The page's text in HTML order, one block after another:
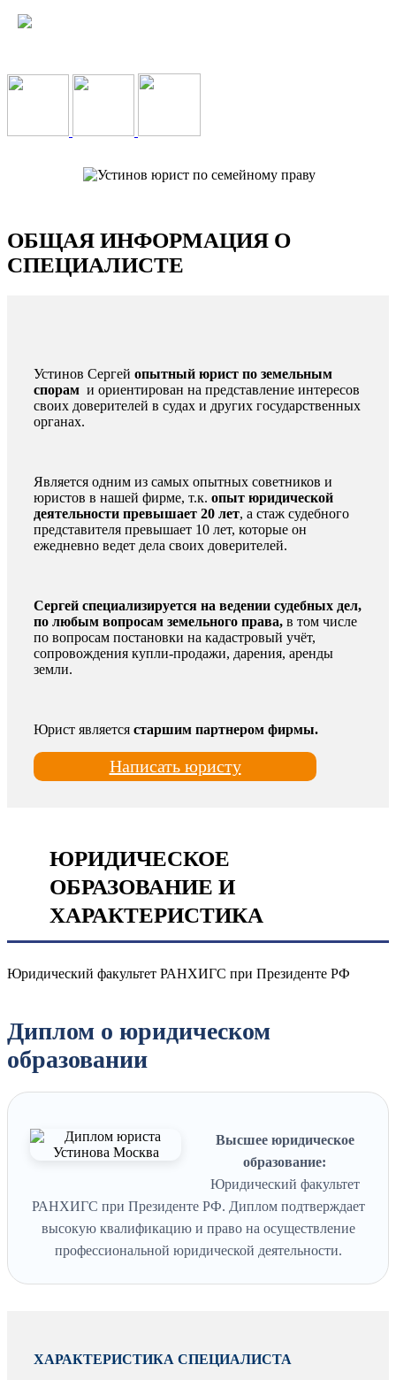
ОБЩАЯ ИНФОРМАЦИЯ О
СПЕЦИАЛИСТЕ
Устинов Сергей опытный юрист по земельным
спорам и ориентирован на представление интересов
своих доверителей в судах и других государственных
органах.
Является одним из самых опытных советников и
юристов в нашей фирме, т.к. опыт юридической
деятельности превышает 20 лет, а стаж судебного
представителя превышает 10 лет, которые он
ежедневно ведет дела своих доверителей.
Сергей специализируется на ведении судебных дел,
по любым вопросам земельного права, в том числе
по вопросам постановки на кадастровый учёт,
сопровождения купли-продажи, дарения, аренды
земли.
Юрист является старшим партнером фирмы.
Написать юристу
ЮРИДИЧЕСКОЕ
ОБРАЗОВАНИЕ И
ХАРАКТЕРИСТИКА
Юридический факультет РАНХИГС при Президенте РФ
Диплом о юридическом
образовании
Высшее юридическое
образование:
Юридический факультет
РАНХИГС при Президенте РФ. Диплом подтверждает
высокую квалификацию и право на осуществление
профессиональной юридической деятельности.
ХАРАКТЕРИСТИКА СПЕЦИАЛИСТА